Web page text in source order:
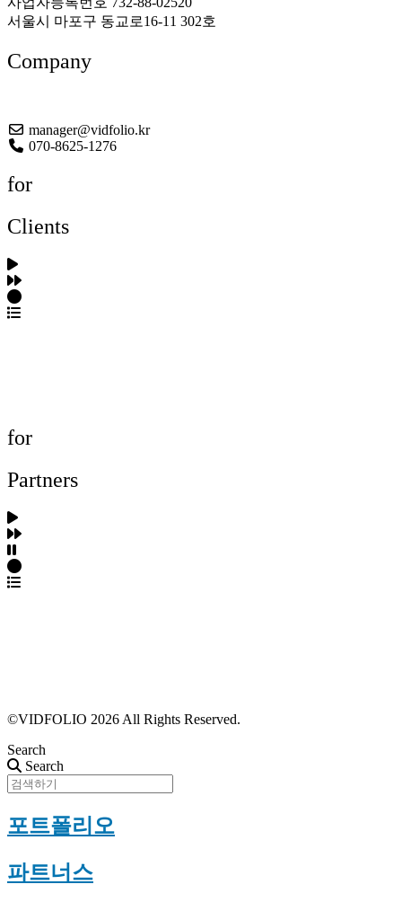
서울시 마포구 동교로16-11 302호
Company
manager@vidfolio.kr
070-8625-1276
for
Clients
for
Partners
©VIDFOLIO 2026 All Rights Reserved.
Search
Search
포트폴리오
파트너스